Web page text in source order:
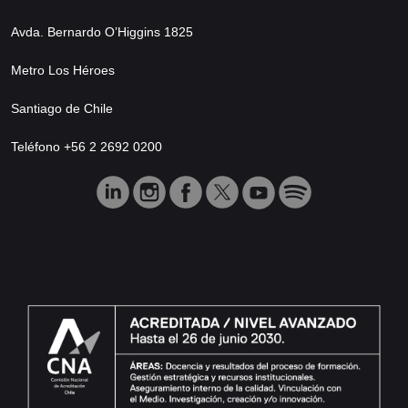
Avda. Bernardo O’Higgins 1825
Metro Los Héroes
Santiago de Chile
Teléfono +56 2 2692 0200